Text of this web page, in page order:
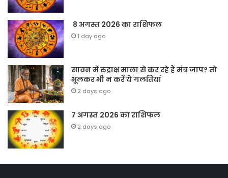
8 अगस्त 2026 का राशिफल
1 day ago
सावन में रुद्राक्ष माला से कर रहे हैं मंत्र जाप? तो
भूलकर भी न करें ये गलतियां
2 days ago
7 अगस्त 2026 का राशिफल
2 days ago